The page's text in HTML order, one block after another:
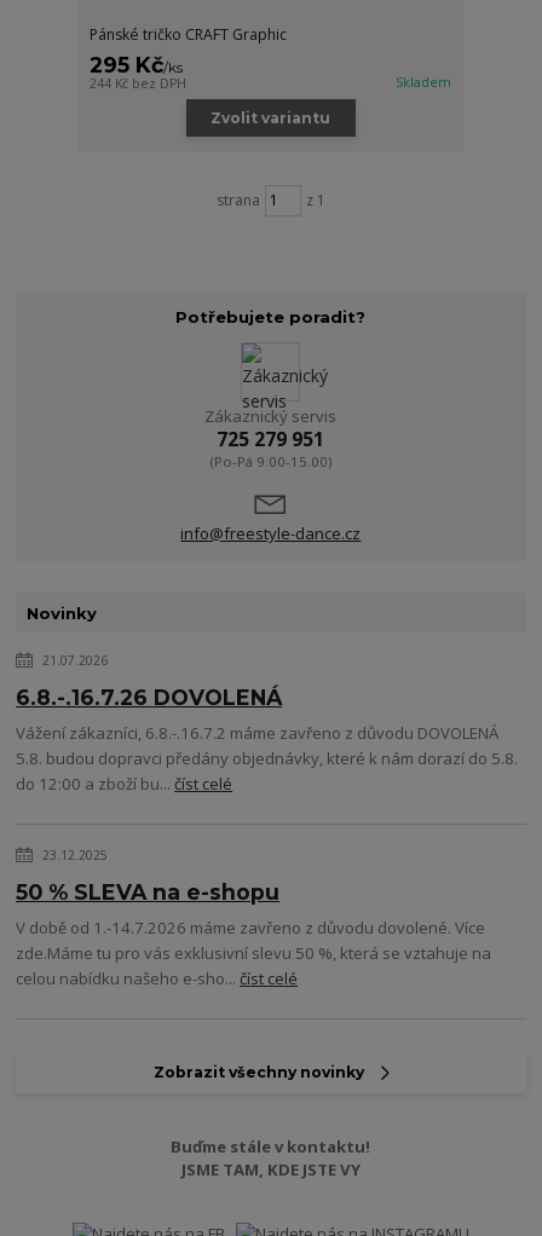
Pánské tričko CRAFT Graphic
295 Kč/ks
244 Kč bez DPH Skladem
Zvolit variantu
strana z 1
Potřebujete poradit?
Zákaznický servis
725 279 951
(Po-Pá 9:00-15.00)
info@freestyle-dance.cz
Novinky
21.07.2026
6.8.-.16.7.26 DOVOLENÁ
Vážení zákazníci, 6.8.-.16.7.2 máme zavřeno z důvodu DOVOLENÁ
5.8. budou dopravci předány objednávky, které k nám dorazí do 5.8.
do 12:00 a zboží bu...číst celé
23.12.2025
50 % SLEVA na e-shopu
V době od 1.-14.7.2026 máme zavřeno z důvodu dovolené. Více
zde.Máme tu pro vás exklusivní slevu 50 %, která se vztahuje na
celou nabídku našeho e-sho...číst celé
Zobrazit všechny novinky
Buďme stále v kontaktu!
JSME TAM, KDE JSTE VY